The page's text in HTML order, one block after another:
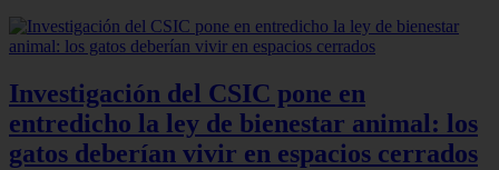
Investigación del CSIC pone en
entredicho la ley de bienestar animal: los
gatos deberían vivir en espacios cerrados